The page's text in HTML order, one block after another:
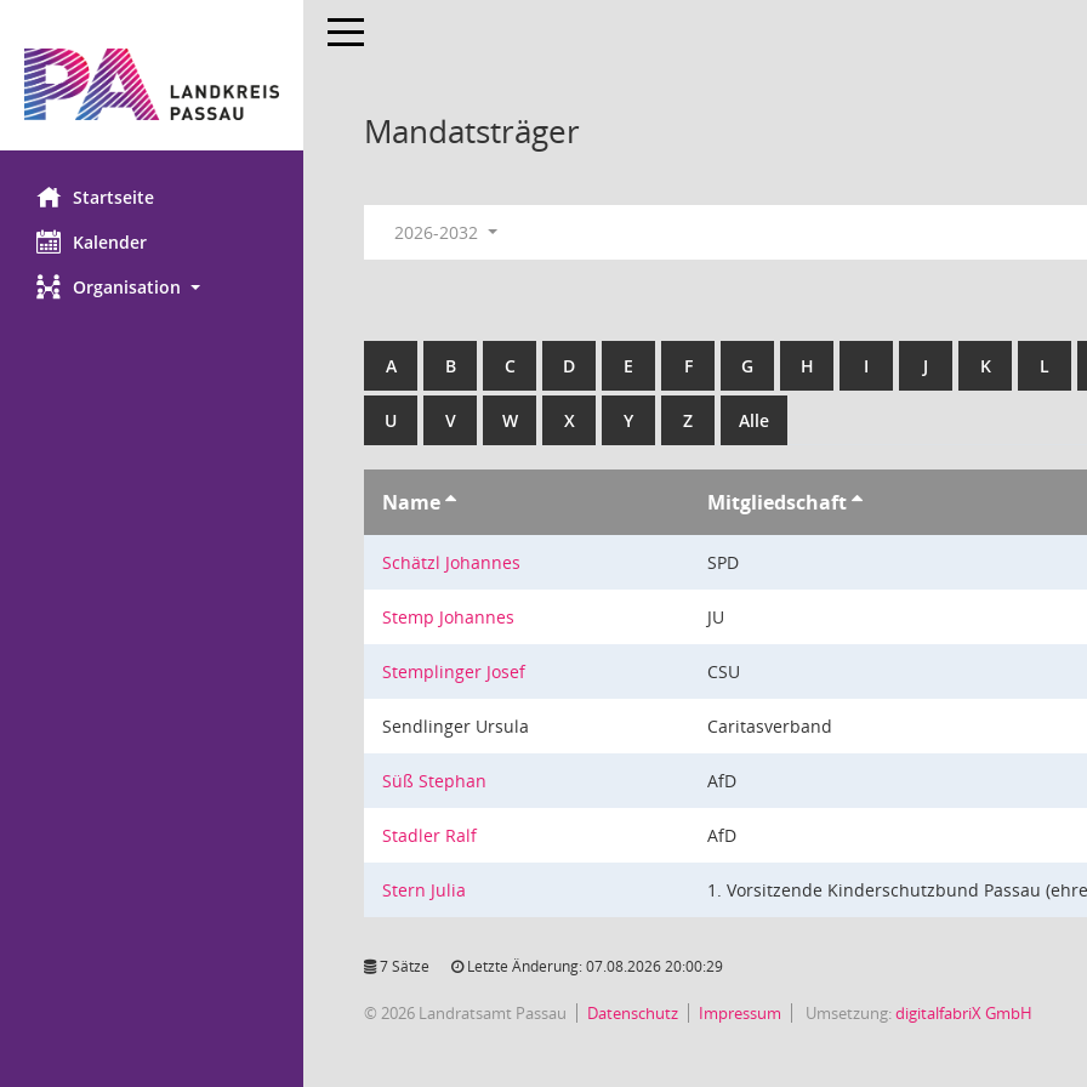
Startseite
Kalender
Organisation
Toggle navigation
Mandatsträger
2026-2032
A B C D E F G H I J K L
U V W X Y Z Alle
Name Mitgliedschaft
Schätzl Johannes SPD
Stemp Johannes JU
Stemplinger Josef CSU
Sendlinger Ursula Caritasverband
Süß Stephan AfD
Stadler Ralf AfD
Stern Julia 1. Vorsitzende Kinderschutzbund Passau
7 Sätze Letzte Änderung: 07.08.2026 20:00:29
© 2026 Landratsamt Passau Datenschutz Impressum Umsetzung:digitalfabriX GmbH